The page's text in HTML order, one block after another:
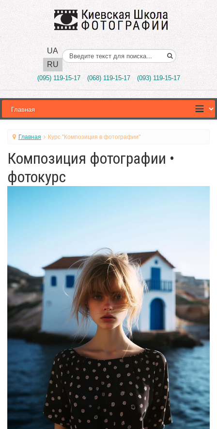
UA
RU
Поиск..
(095) 119-15-17 (068) 119-15-17 (093) 119-15-17
Главная Курс "Композиция в фотографии"
Композиция фотографии •
фотокурс